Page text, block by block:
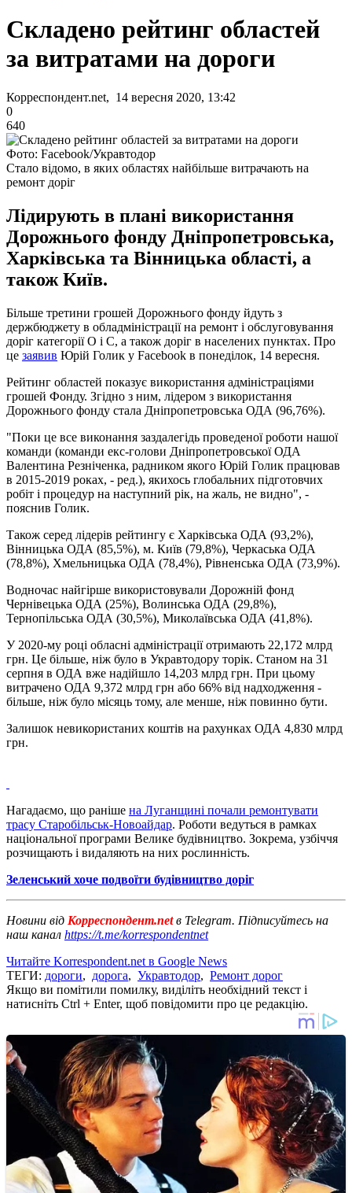
Складено рейтинг областей
за витратами на дороги
Корреспондент.net, 14 вересня 2020, 13:42
0
640
Фото: Facebook/Укравтодор
Стало відомо, в яких областях найбільше витрачають на
ремонт доріг
Лідирують в плані використання
Дорожнього фонду Дніпропетровська,
Харківська та Вінницька області, а
також Київ.
Більше третини грошей Дорожнього фонду йдуть з
держбюджету в обладміністрації на ремонт і обслуговування
доріг категорії О і С, а також доріг в населених пунктах. Про
це заявив Юрій Голик у Facebook в понеділок, 14 вересня.
Рейтинг областей показує використання адміністраціями
грошей Фонду. Згідно з ним, лідером з використання
Дорожнього фонду стала Дніпропетровська ОДА (96,76%).
"Поки це все виконання заздалегідь проведеної роботи нашої
команди (команди екс-голови Дніпропетровської ОДА
Валентина Резніченка, радником якого Юрій Голик працював
в 2015-2019 роках, - ред.), якихось глобальних підготовчих
робіт і процедур на наступний рік, на жаль, не видно", -
пояснив Голик.
Також серед лідерів рейтингу є Харківська ОДА (93,2%),
Вінницька ОДА (85,5%), м. Київ (79,8%), Черкаська ОДА
(78,8%), Хмельницька ОДА (78,4%), Рівненська ОДА (73,9%).
Водночас найгірше використовували Дорожній фонд
Чернівецька ОДА (25%), Волинська ОДА (29,8%),
Тернопільська ОДА (30,5%), Миколаївська ОДА (41,8%).
У 2020-му році обласні адміністрації отримають 22,172 млрд
грн. Це більше, ніж було в Укравтодору торік. Станом на 31
серпня в ОДА вже надійшло 14,203 млрд грн. При цьому
витрачено ОДА 9,372 млрд грн або 66% від надходження -
більше, ніж було місяць тому, але менше, ніж повинно бути.
Залишок невикористаних коштів на рахунках ОДА 4,830 млрд
грн.
Нагадаємо, що раніше на Луганщині почали ремонтувати
трасу Старобільськ-Новоайдар. Роботи ведуться в рамках
національної програми Велике будівництво. Зокрема, узбіччя
розчищають і видаляють на них рослинність.
Зеленський хоче подвоїти будівництво доріг
Новини від Корреспондент.netв Telegram. Підписуйтесь на
наш канал https://t.me/korrespondentnet
Читайте Korrespondent.net в Google News
ТЕГИ: дороги, дорога, Укравтодор, Ремонт дорог
Якщо ви помітили помилку, виділіть необхідний текст і
натисніть Ctrl + Enter, щоб повідомити про це редакцію.